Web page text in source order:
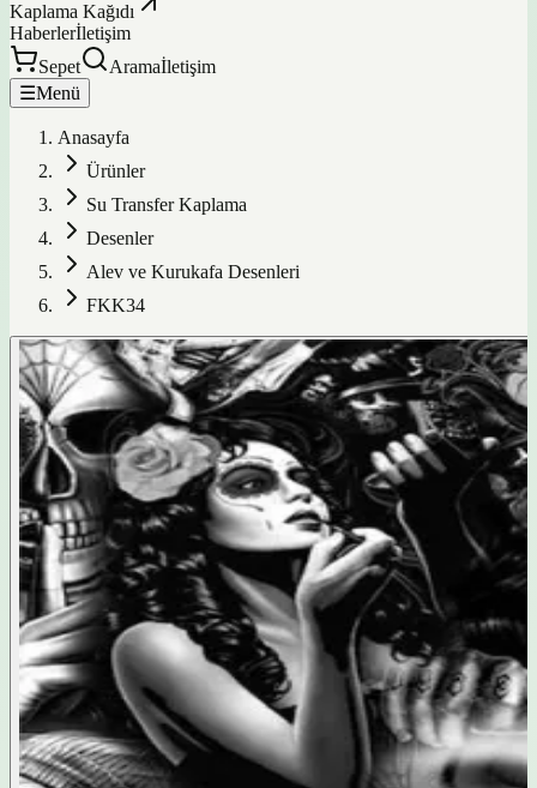
Kaplama Kağıdı
Haberlerİletişim
Sepet
Aramaİletişim
☰Menü
Anasayfa
Ürünler
Su Transfer Kaplama
Desenler
Alev ve Kurukafa Desenleri
FKK34